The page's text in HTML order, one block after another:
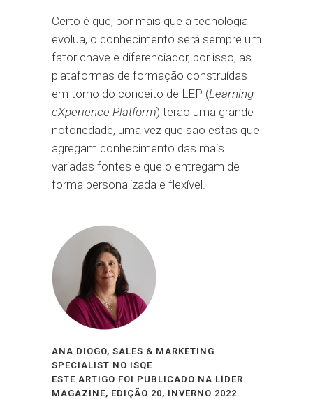
Certo é que, por mais que a tecnologia
evolua, o conhecimento será sempre um
fator chave e diferenciador, por isso, as
plataformas de formação construídas
em torno do conceito de LEP (Learning
eXperience Platform) terão uma grande
notoriedade, uma vez que são estas que
agregam conhecimento das mais
variadas fontes e que o entregam de
forma personalizada e flexível.
ANA DIOGO, SALES & MARKETING
SPECIALIST NO ISQE
ESTE ARTIGO FOI PUBLICADO NA LÍDER
MAGAZINE, EDIÇÃO 20, INVERNO 2022.